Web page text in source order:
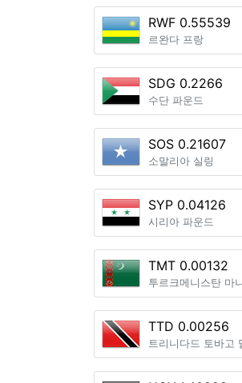
RWF 0.55539
르완다 프랑
SDG 0.2266
수단 파운드
SOS 0.21607
소말리아 실링
SYP 0.04126
시리아 파운드
TMT 0.00132
투르크메니스탄 마
TTD 0.00256
트리니다드 토바고